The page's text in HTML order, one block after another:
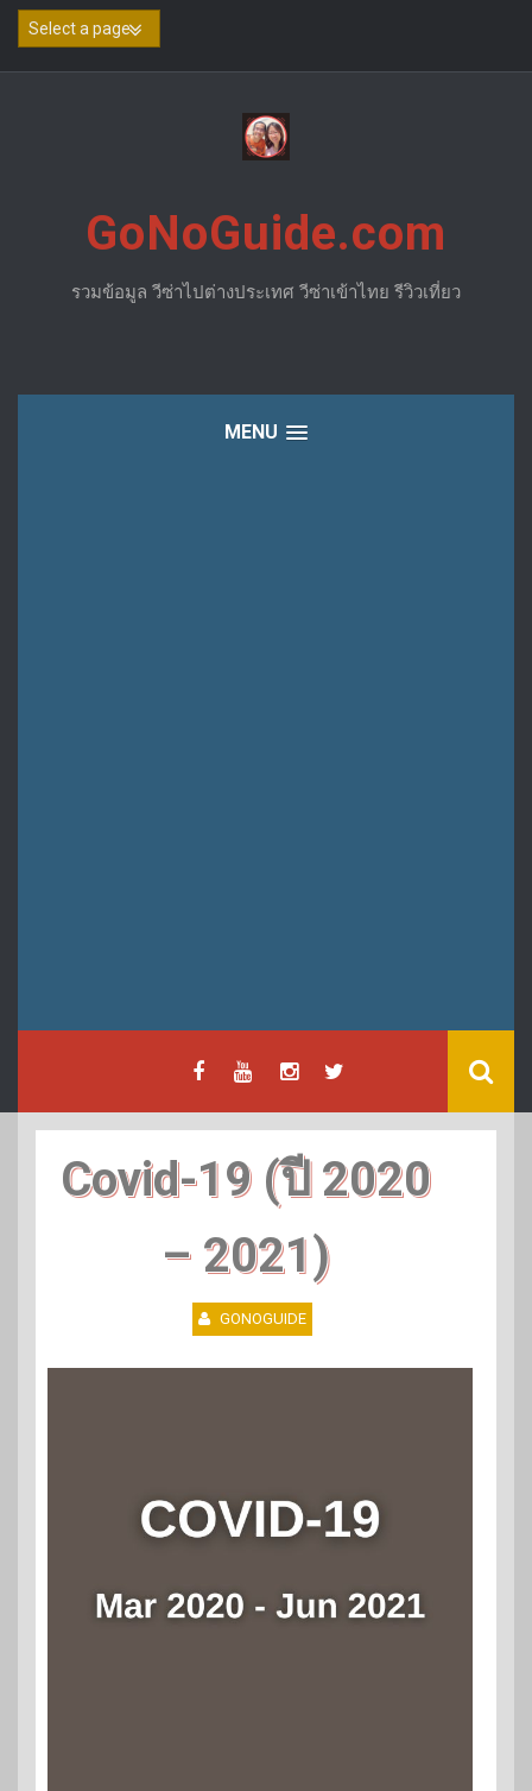
Skip
GoNoGuide.com
รวมข้อมูล วีซ่าไปต่างประเทศ วีซ่าเข้าไทย รีวิวเที่ยว
MENU
Covid-19 (ปี 2020
– 2021)
GONOGUIDE